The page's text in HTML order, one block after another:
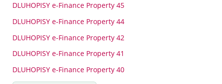
DLUHOPISY e-Finance Property 45
DLUHOPISY e-Finance Property 44
DLUHOPISY e-Finance Property 42
DLUHOPISY e-Finance Property 41
DLUHOPISY e-Finance Property 40